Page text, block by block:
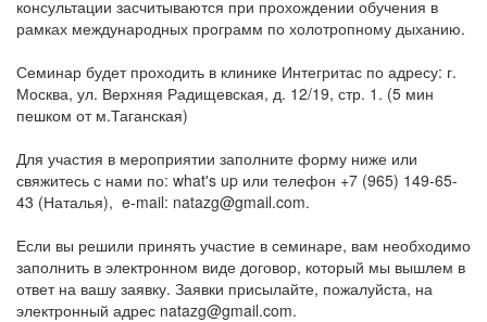
консультации засчитываются при прохождении обучения в
рамках международных программ по холотропному дыханию.
Семинар будет проходить в клинике Интегритас по адресу: г.
Москва, ул. Верхняя Радищевская, д. 12/19, стр. 1. (5 мин
пешком от м.Таганская)
Для участия в мероприятии заполните форму ниже или
свяжитесь с нами по: what's up или телефон +7 (965) 149-65-
43 (Наталья), e-mail: natazg@gmail.com.
Если вы решили принять участие в семинаре, вам необходимо
заполнить в электронном виде договор, который мы вышлем в
ответ на вашу заявку. Заявки присылайте, пожалуйста, на
электронный адрес natazg@gmail.com.